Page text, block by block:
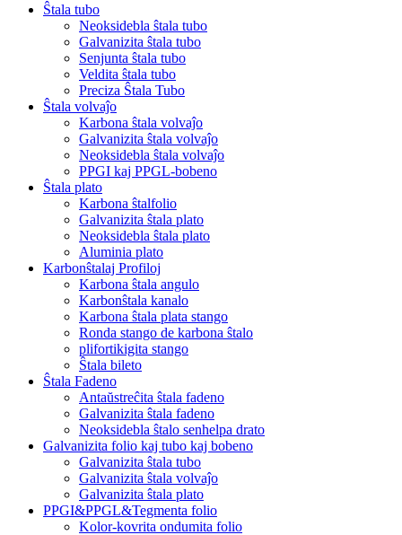
Ŝtala tubo
Neoksidebla ŝtala tubo
Galvanizita ŝtala tubo
Senjunta ŝtala tubo
Veldita ŝtala tubo
Preciza Ŝtala Tubo
Ŝtala volvaĵo
Karbona ŝtala volvaĵo
Galvanizita ŝtala volvaĵo
Neoksidebla ŝtala volvaĵo
PPGI kaj PPGL-bobeno
Ŝtala plato
Karbona ŝtalfolio
Galvanizita ŝtala plato
Neoksidebla ŝtala plato
Aluminia plato
Karbonŝtalaj Profiloj
Karbona ŝtala angulo
Karbonŝtala kanalo
Karbona ŝtala plata stango
Ronda stango de karbona ŝtalo
plifortikigita stango
Ŝtala bileto
Ŝtala Fadeno
Antaŭstreĉita ŝtala fadeno
Galvanizita ŝtala fadeno
Neoksidebla ŝtalo senhelpa drato
Galvanizita folio kaj tubo kaj bobeno
Galvanizita ŝtala tubo
Galvanizita ŝtala volvaĵo
Galvanizita ŝtala plato
PPGI&PPGL&Tegmenta folio
Kolor-kovrita ondumita folio